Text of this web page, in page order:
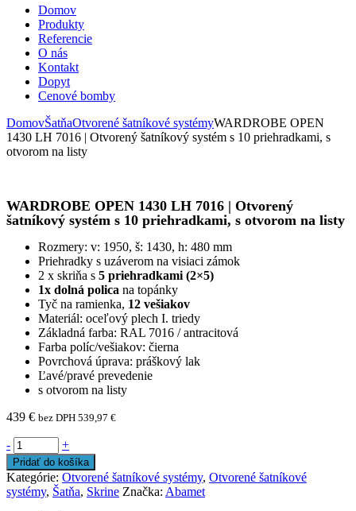
Domov
Produkty
Referencie
O nás
Kontakt
Dopyt
Cenové bomby
DomovŠatňaOtvorené šatníkové systémyWARDROBE OPEN
1430 LH 7016 | Otvorený šatníkový systém s 10 priehradkami, s
otvorom na listy
WARDROBE OPEN 1430 LH 7016 | Otvorený
šatníkový systém s 10 priehradkami, s otvorom na listy
Rozmery: v: 1950, š: 1430, h: 480 mm
Priehradky s uzáverom na visiaci zámok
2 x skriňa s 5 priehradkami (2×5)
1x dolná polica na topánky
Tyč na ramienka, 12 vešiakov
Materiál: oceľový plech I. triedy
Základná farba: RAL 7016 / antracitová
Farba políc/vešiakov: čierna
Povrchová úprava: práškový lak
Ľavé/pravé prevedenie
s otvorom na listy
439 € bez DPH 539,97 €
- +
Pridať do košíka
Kategórie: Otvorené šatníkové systémy, Otvorené šatníkové
systémy, Šatňa, Skrine Značka: Abamet